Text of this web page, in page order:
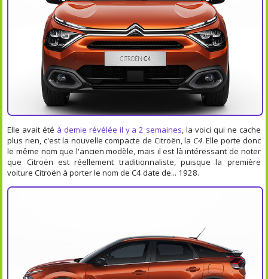
Elle avait été à demie révélée il y a 2 semaines, la voici qui ne cache
plus rien, c'est la nouvelle compacte de Citroën, la C4. Elle porte donc
le même nom que l'ancien modèle, mais il est là intéressant de noter
que Citroën est réellement traditionnaliste, puisque la première
voiture Citroën à porter le nom de C4 date de... 1928.